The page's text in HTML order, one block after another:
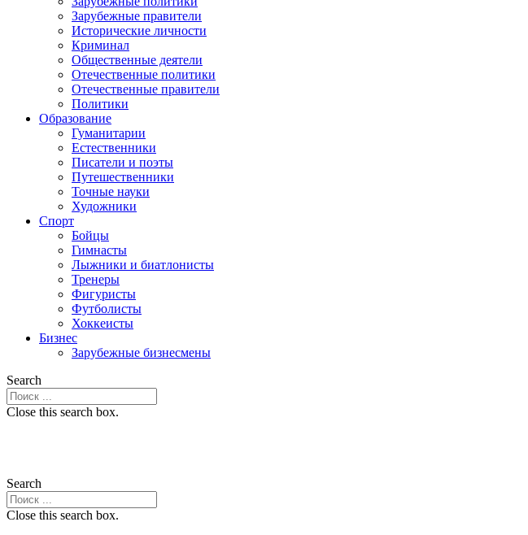
Зарубежные правители
Исторические личности
Криминал
Общественные деятели
Отечественные политики
Отечественные правители
Политики
Образование
Гуманитарии
Естественники
Писатели и поэты
Путешественники
Точные науки
Художники
Спорт
Бойцы
Гимнасты
Лыжники и биатлонисты
Тренеры
Фигуристы
Футболисты
Хоккеисты
Бизнес
Зарубежные бизнесмены
Search
Close this search box.
Search
Close this search box.